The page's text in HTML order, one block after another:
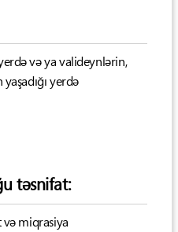
və ya valideynlərin,
yerdə
təsnifat:
və miqrasiya